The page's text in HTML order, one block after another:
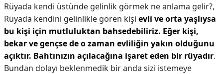
Rüyada kendi üstünde gelinlik görmek ne anlama gelir?,
Rüyada kendini gelinlikle gören kişi evli ve orta yaşlıysa
bu kişi için mutluluktan bahsedebiliriz. Eğer kişi,
bekar ve gençse de o zaman evliliğin yakın olduğunu
açıktır. Bahtınızın açılacağına işaret eden bir rüyadır.
Bundan dolayı beklenmedik bir anda sizi istemeye